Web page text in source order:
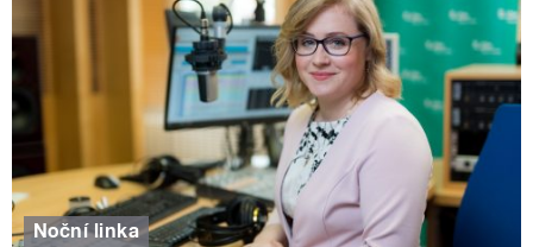
Noční linka